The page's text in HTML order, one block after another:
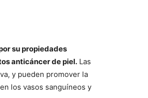
su propiedades
anticáncer de piel. Las
y pueden promover la
los vasos sanguíneos y